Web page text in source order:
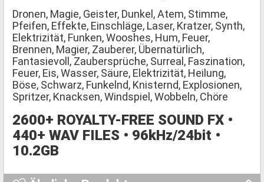
Dronen, Magie, Geister, Dunkel, Atem, Stimme,
Pfeifen, Effekte, Einschläge, Laser, Kratzer, Synth,
Elektrizität, Funken, Wooshes, Hum, Feuer,
Brennen, Magier, Zauberer, Übernatürlich,
Fantasievoll, Zaubersprüche, Surreal, Faszination,
Feuer, Eis, Wasser, Säure, Elektrizität, Heilung,
Böse, Schwarz, Funkelnd, Knisternd, Explosionen,
Spritzer, Knacksen, Windspiel, Wobbeln, Chöre
2600+ ROYALTY-FREE SOUND FX •
440+ WAV FILES • 96kHz/24bit •
10.2GB